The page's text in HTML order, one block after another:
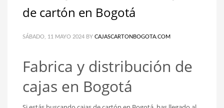
de cartón en Bogotá
SÁBADO, 11 MAYO 2024 BY CAJASCARTONBOGOTA.COM
Fabrica y distribución de
cajas en Bogotá